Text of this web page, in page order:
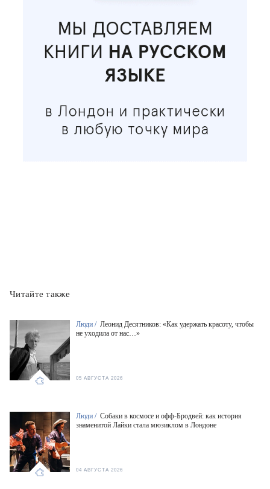
Читайте также
Люди / Леонид Десятников: «Как удержать красоту, чтобы
не уходила от нас…»
05 АВГУСТА 2026
Люди / Собаки в космосе и офф-Бродвей: как история
знаменитой Лайки стала мюзиклом в Лондоне
04 АВГУСТА 2026